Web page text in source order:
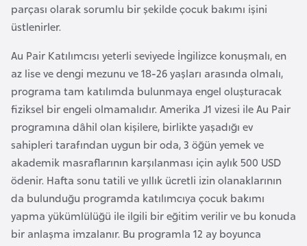
parçası olarak sorumlu bir şekilde çocuk bakımı işini
üstlenirler.
Au Pair Katılımcısı yeterli seviyede İngilizce konuşmalı, en
az lise ve dengi mezunu ve 18-26 yaşları arasında olmalı,
programa tam katılımda bulunmaya engel oluşturacak
fiziksel bir engeli olmamalıdır. Amerika J1 vizesi ile Au Pair
programına dâhil olan kişilere, birlikte yaşadığı ev
sahipleri tarafından uygun bir oda, 3 öğün yemek ve
akademik masraflarının karşılanması için aylık 500 USD
ödenir. Hafta sonu tatili ve yıllık ücretli izin olanaklarının
da bulunduğu programda katılımcıya çocuk bakımı
yapma yükümlülüğü ile ilgili bir eğitim verilir ve bu konuda
bir anlaşma imzalanır. Bu programla 12 ay boyunca
n
B
a
n
g
l
a
d
e
ş